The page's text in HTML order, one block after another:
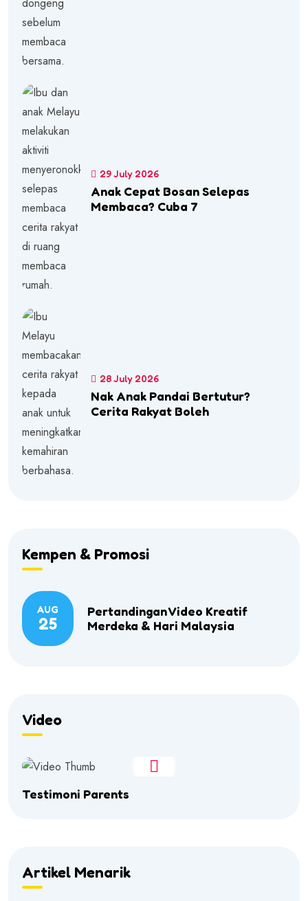
29 July 2026
Anak Cepat Bosan Selepas
Membaca? Cuba 7
28 July 2026
Nak Anak Pandai Bertutur?
Cerita Rakyat Boleh
Kempen & Promosi
AUG
25
Pertandingan Video Kreatif
Merdeka & Hari Malaysia
Video
Testimoni Parents
Artikel Menarik